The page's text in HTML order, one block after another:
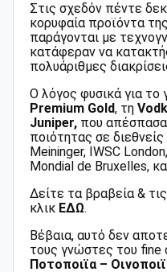
Στις σχεδόν πέντε
κορυφαία προϊόντα
παράγονται με
κατάφεραν να
πολυάριθμες
Ο λόγος φυσικά για το
Premium Gold, τη
Juniper, που
ποιότητας σε
Meininger, IWSC
Mondial de Bruxelles,
Δείτε τα βραβεία &
κλικ ΕΔΩ.
Βέβαια, αυτό δεν
τους γνώστες του fine
Ποτοποιϊα –